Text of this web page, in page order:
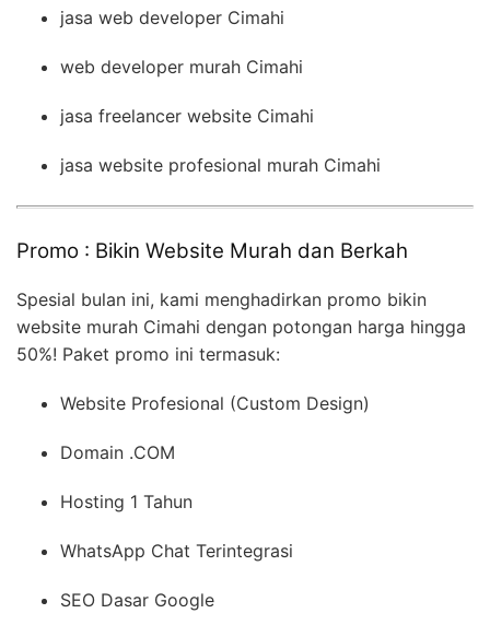
jasa web developer Cimahi
web developer murah Cimahi
jasa freelancer website Cimahi
jasa website profesional murah Cimahi
Promo : Bikin Website Murah dan Berkah
Spesial bulan ini, kami menghadirkan promo bikin
website murah Cimahi dengan potongan harga hingga
50%! Paket promo ini termasuk:
Website Profesional (Custom Design)
Domain .COM
Hosting 1 Tahun
WhatsApp Chat Terintegrasi
SEO Dasar Google